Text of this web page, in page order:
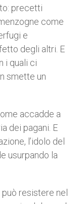
precetti
come
e
degli altri. E
i quali ci
smette un
accadde a
dei pagani. E
l’idolo del
usurpando la
resistere nel